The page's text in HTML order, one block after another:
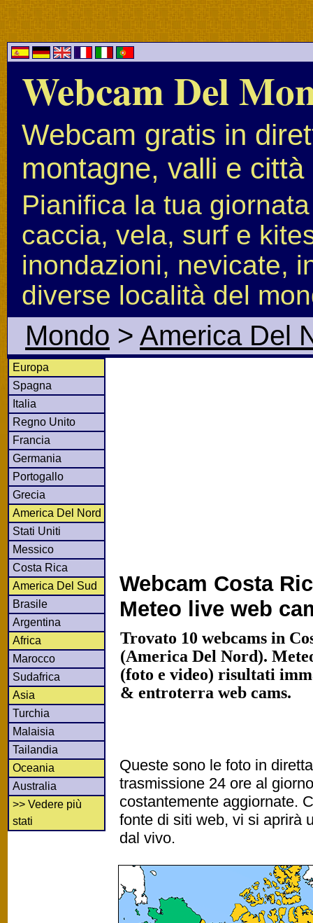
Webcam Del
Webcam gratis in
montagne, valli e città
Pianifica la tua
caccia, vela, surf e
inondazioni, nevicate,
diverse località del
Mondo > America Del
Europa
Spagna
Italia
Regno Unito
Francia
Germania
Portogallo
Grecia
America Del Nord
Stati Uniti
Messico
Costa Rica
America Del Sud
Brasile
Argentina
Africa
Marocco
Sudafrica
Asia
Turchia
Malaisia
Tailandia
Oceania
Australia
>> Vedere più
stati
Webcam Costa
Meteo live web
Trovato 10 webcams in
(America Del Nord).
(foto e video) risultati
& entroterra web cams.
Queste sono le foto in
trasmissione 24 ore al
costantemente aggiornate.
fonte di siti web, vi si aprirà
dal vivo.